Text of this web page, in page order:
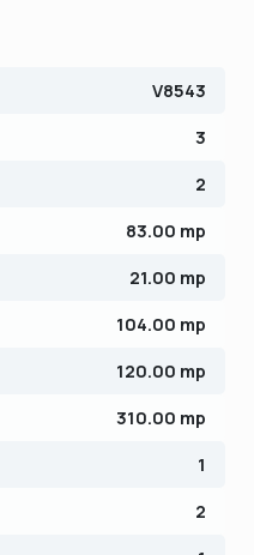
evidentiaza prin finisaje
+ Pod depozitare
bucatarie, baie, terasa
V8543
3
2
83.00 mp
21.00 mp
104.00 mp
120.00 mp
310.00 mp
1
2